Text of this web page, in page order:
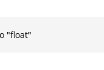
"float"